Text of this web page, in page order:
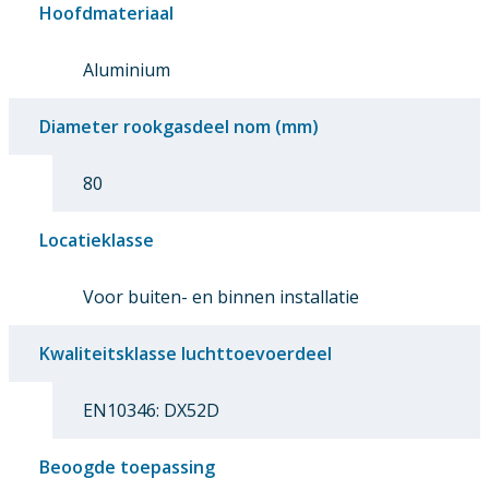
Hoofdmateriaal
Aluminium
Diameter rookgasdeel nom (mm)
80
Locatieklasse
Voor buiten- en binnen installatie
Kwaliteitsklasse luchttoevoerdeel
EN10346: DX52D
Beoogde toepassing